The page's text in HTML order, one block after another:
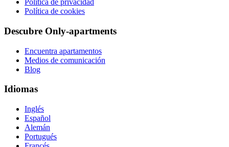
Política de privacidad
Política de cookies
Descubre Only-apartments
Encuentra apartamentos
Medios de comunicación
Blog
Idiomas
Inglés
Español
Alemán
Portugués